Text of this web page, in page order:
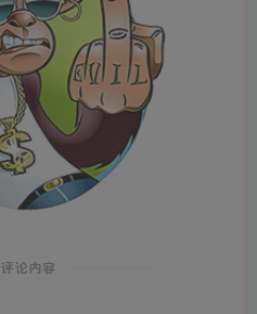
论内容